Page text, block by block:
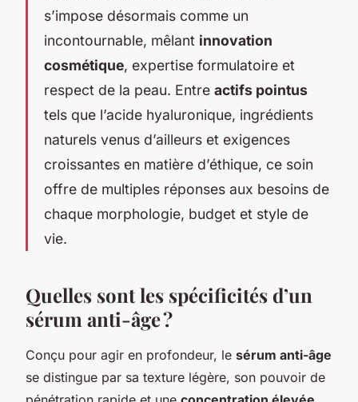
s’impose désormais comme un
incontournable, mêlant innovation
cosmétique, expertise formulatoire et
respect de la peau. Entre actifs pointus
tels que l’acide hyaluronique, ingrédients
naturels venus d’ailleurs et exigences
croissantes en matière d’éthique, ce soin
offre de multiples réponses aux besoins de
chaque morphologie, budget et style de
vie.
Quelles sont les spécificités d’un
sérum anti-âge ?
Conçu pour agir en profondeur, le sérum anti-âge
se distingue par sa texture légère, son pouvoir de